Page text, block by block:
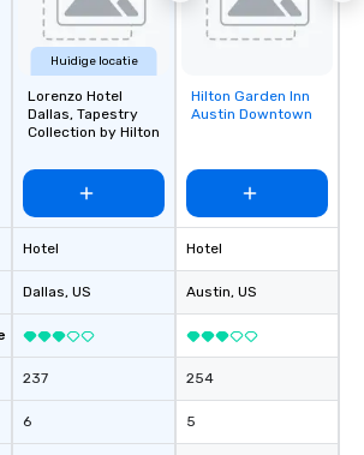
Huidige locatie
Lorenzo Hotel
Dallas, Tapestry
Collection by Hilton
Hotel
Dallas, US
237
6
Removed from
favorites
Hilton Garden Inn
Austin Downtown
Hotel
Austin, US
254
5